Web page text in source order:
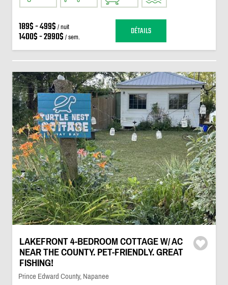
189$ - 499$ / nuit
1400$ - 2990$ / sem. DÉTAILS
LAKEFRONT 4-BEDROOM COTTAGE W/ AC
NEAR THE COUNTY. PET-FRIENDLY. GREAT
FISHING!
Prince Edward County, Napanee